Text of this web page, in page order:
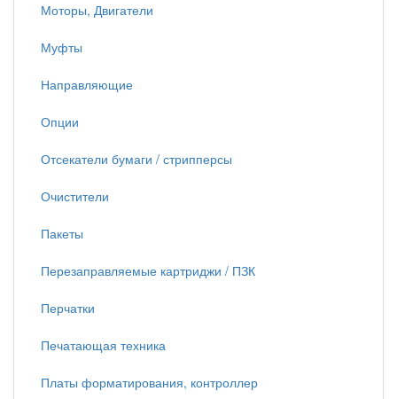
Моторы, Двигатели
Муфты
Направляющие
Опции
Отсекатели бумаги / стрипперсы
Очистители
Пакеты
Перезаправляемые картриджи / ПЗК
Перчатки
Печатающая техника
Платы форматирования, контроллер